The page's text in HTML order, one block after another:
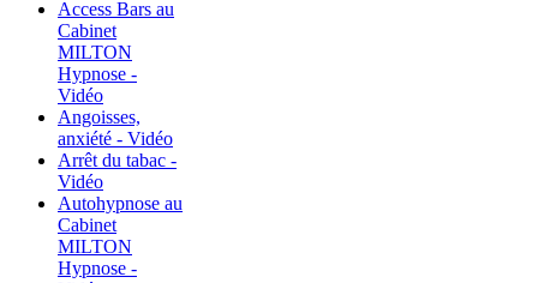
Access Bars au
Cabinet
MILTON
Hypnose -
Vidéo
Angoisses,
anxiété - Vidéo
Arrêt du tabac -
Vidéo
Autohypnose au
Cabinet
MILTON
Hypnose -